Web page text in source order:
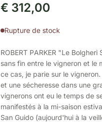
€ 312,00
Rupture de stock
ROBERT PARKER "Le
sans fin entre le vigneron et le
ce cas, je parie sur le
et une sécheresse dans une
vignerons ont eu le temps de
manifestés à la mi-saison
San Guido (aujourd'hui à la